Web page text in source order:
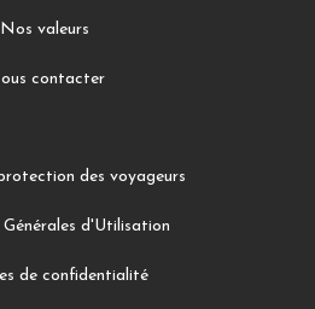
Nos valeurs
contacter
des voyageurs
d'Utilisation
de confidentialité